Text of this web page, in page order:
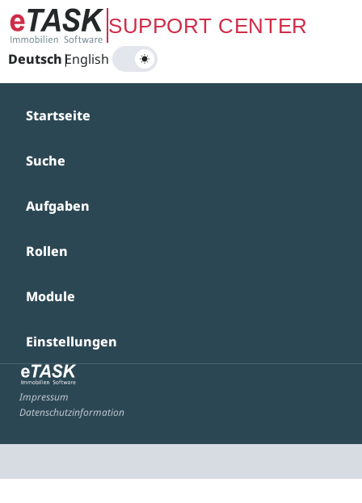
Zum Hauptinhalt springenSUPPORT CENTER
Deutsch|
English
Startseite
Suche
Aufgaben
Rollen
Module
Einstellungen
Impressum
Datenschutzinformation